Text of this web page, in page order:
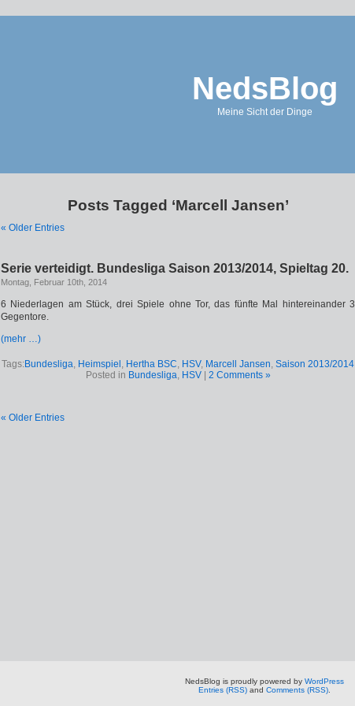
NedsBlog
Meine Sicht der Dinge
Posts Tagged ‘Marcell Jansen’
« Older Entries
Serie verteidigt. Bundesliga Saison 2013/2014, Spieltag 20.
Montag, Februar 10th, 2014
6 Niederlagen am Stück, drei Spiele ohne Tor, das fünfte Mal hintereinander 3
Gegentore.
(mehr …)
Tags: Bundesliga, Heimspiel , Hertha BSC, HSV, Marcell Jansen, Saison 2013/2014
Posted in Bundesliga, HSV| 2 Comments »
« Older Entries
NedsBlog is proudly powered by WordPress
Entries (RSS) and Comments (RSS)